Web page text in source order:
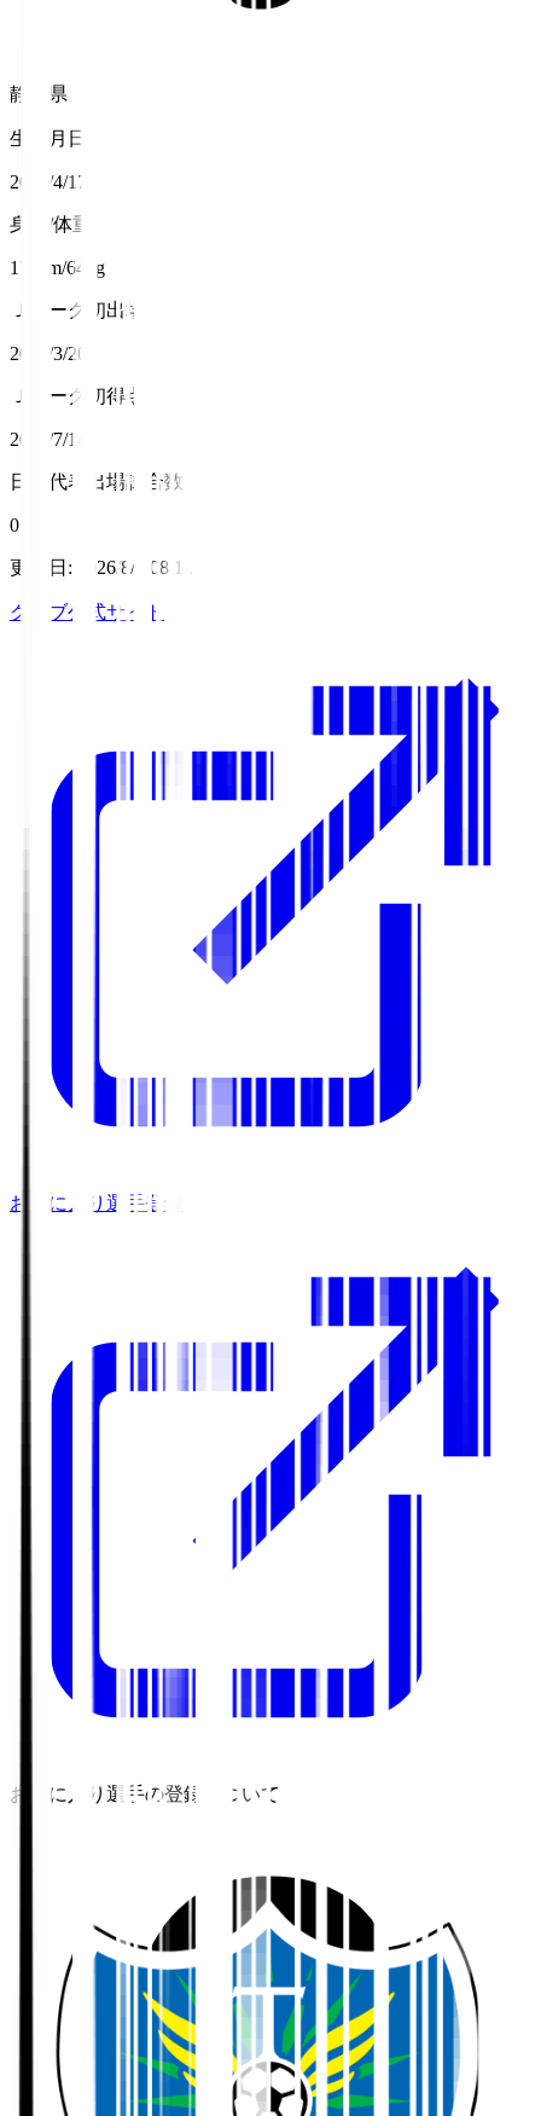
静岡県
生年月日
2001/4/17
身長/体重
170cm/64kg
Ｊリーグ初出場
2024/3/20
Ｊリーグ初得点
2024/7/14
日本代表出場試合数
0
更新日 : 2026/8/7 08:11
クラブ公式サイト
お気に入り選手登録
お気に入り選手の登録について